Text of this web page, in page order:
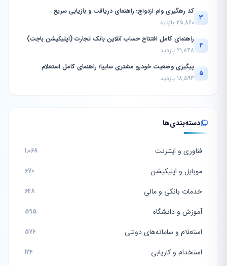
3
کد رهگیری وام ازدواج؛ راهنمای دریافت و بازیابی سریع
25,860 بازدید
4
راهنمای کامل افتتاح حساب آنلاین بانک تجارت (اپلیکیشن باجت)
21,848 بازدید
5
پیگیری وضعیت خودرو مشتری سایپا؛ راهنمای کامل استعلام
18,593 بازدید
دسته‌بندی‌ها
فناوری و اینترنت 1,068
موبایل و اپلیکیشن 670
خدمات بانکی و مالی 628
آموزش و دانشگاه 595
استعلام و سامانه‌های دولتی 576
استخدام و کاریابی 124